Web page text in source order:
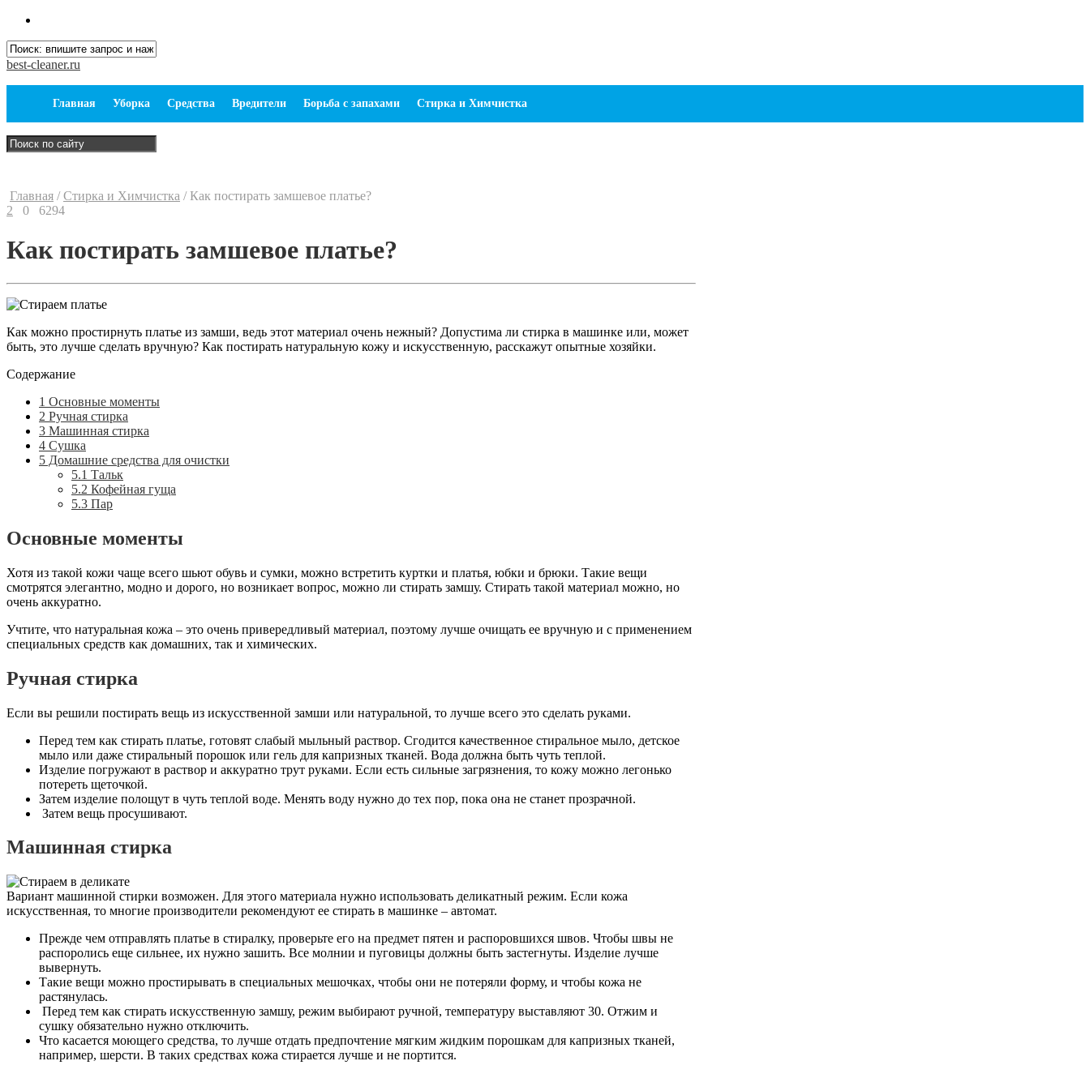
best-cleaner.ru
Главная Уборка Средства Вредители Борьба с запахами Стирка и Химчистка
Главная /Стирка и Химчистка /Как постирать замшевое платье?
2
0 6294
Как постирать замшевое платье?
Как можно простирнуть платье из замши, ведь этот материал очень нежный? Допустима ли стирка в машинке или, может
быть, это лучше сделать вручную? Как постирать натуральную кожу и искусственную, расскажут опытные хозяйки.
Содержание
1 Основные моменты
2 Ручная стирка
3 Машинная стирка
4 Сушка
5 Домашние средства для очистки
5.1 Тальк
5.2 Кофейная гуща
5.3 Пар
Основные моменты
Хотя из такой кожи чаще всего шьют обувь и сумки, можно встретить куртки и платья, юбки и брюки. Такие вещи
смотрятся элегантно, модно и дорого, но возникает вопрос, можно ли стирать замшу. Стирать такой материал можно, но
очень аккуратно.
Учтите, что натуральная кожа – это очень привередливый материал, поэтому лучше очищать ее вручную и с применением
специальных средств как домашних, так и химических.
Ручная стирка
Если вы решили постирать вещь из искусственной замши или натуральной, то лучше всего это сделать руками.
Перед тем как стирать платье, готовят слабый мыльный раствор. Сгодится качественное стиральное мыло, детское
мыло или даже стиральный порошок или гель для капризных тканей. Вода должна быть чуть теплой.
Изделие погружают в раствор и аккуратно трут руками. Если есть сильные загрязнения, то кожу можно легонько
потереть щеточкой.
Затем изделие полощут в чуть теплой воде. Менять воду нужно до тех пор, пока она не станет прозрачной.
Затем вещь просушивают.
Машинная стирка
Вариант машинной стирки возможен. Для этого материала нужно использовать деликатный режим. Если кожа
искусственная, то многие производители рекомендуют ее стирать в машинке – автомат.
Прежде чем отправлять платье в стиралку, проверьте его на предмет пятен и распоровшихся швов. Чтобы швы не
распоролись еще сильнее, их нужно зашить. Все молнии и пуговицы должны быть застегнуты. Изделие лучше
вывернуть.
Такие вещи можно простирывать в специальных мешочках, чтобы они не потеряли форму, и чтобы кожа не
растянулась.
Перед тем как стирать искусственную замшу, режим выбирают ручной, температуру выставляют 30. Отжим и
сушку обязательно нужно отключить.
Что касается моющего средства, то лучше отдать предпочтение мягким жидким порошкам для капризных тканей,
например, шерсти. В таких средствах кожа стирается лучше и не портится.